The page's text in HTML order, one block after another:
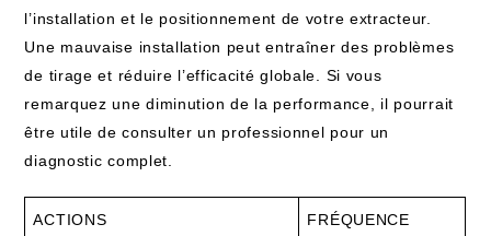
l’installation et le positionnement de votre extracteur.
Une mauvaise installation peut entraîner des problèmes
de tirage et réduire l’efficacité globale. Si vous
remarquez une diminution de la performance, il pourrait
être utile de consulter un professionnel pour un
diagnostic complet.
ACTIONS FRÉQUENCE